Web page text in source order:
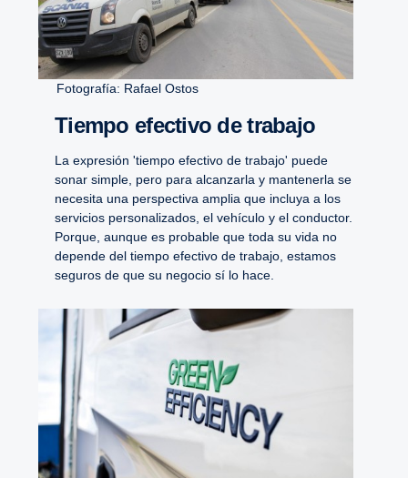
Fotografía: Rafael Ostos
Tiempo efectivo de trabajo
La expresión 'tiempo efectivo de trabajo' puede
sonar simple, pero para alcanzarla y mantenerla se
necesita una perspectiva amplia que incluya a los
servicios personalizados, el vehículo y el conductor.
Porque, aunque es probable que toda su vida no
depende del tiempo efectivo de trabajo, estamos
seguros de que su negocio sí lo hace.